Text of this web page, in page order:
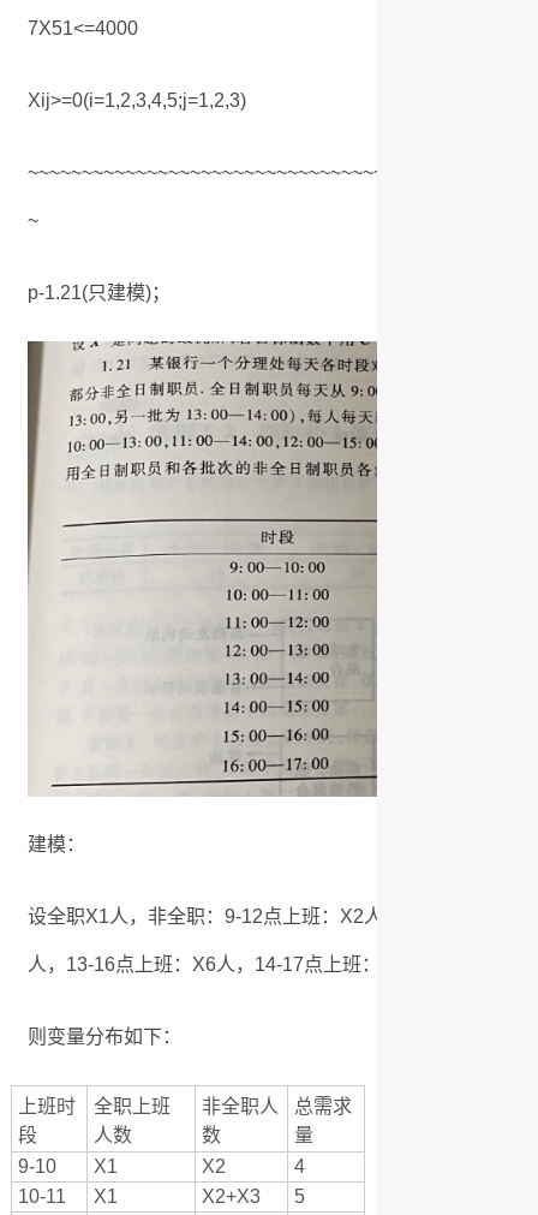
7X51<=4000
Xij>=0(i=1,2,3,4,5;j=1,2,3)
~
p-1.21(只建模)；
建模：
设全职X1人，非全职：9-12点上班：X2人，10-13点上班
人，13-16点上班：X6人，14-17点上班：X7人
则变量分布如下：
上班时
段
全职上班
人数
非全职人
数
总需求
量
9-10
X1 X2
4
10-11
X1 X2+X3
5